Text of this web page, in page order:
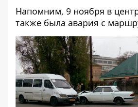
Напомним, 9 ноября в
также была авария с